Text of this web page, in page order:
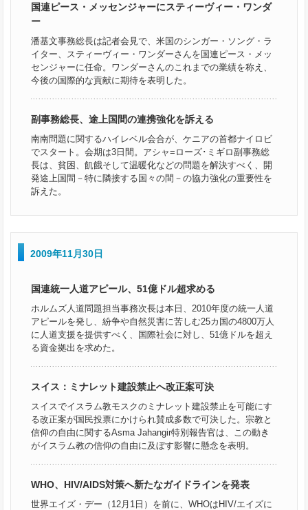
国連ピース・メッセンジャーにスティーヴィー・ワンダ
ー
潘基文事務総長は記者会見で、米国のシンガー・ソング・ラ
イター、スティーヴィー・ワンダーさんを国連ピース・メッ
センジャーに任命。ワンダーさんのこれまでの業績を称え、
今後の国際的な貢献に期待を表明した。
副事務総長、途上国間の連携強化を訴える
南南問題に関するハイレベル会合が、ケニアの首都ナイロビ
でスタート。会期は3日間。アシャ=ローズ･ミギロ副事務総
長は、貧困、飢餓そして温暖化などの問題を解決すべく、開
発途上国間－特に隣接する国々の間－の協力強化の重要性を
訴えた。
2009年11月30日
国連統一人道アピール、51億ドル超求める
ホルムズ人道問題担当事務次長は本日、2010年度の統一人道
アピールを発し、紛争や自然災害に苦しむ25カ国の4800万人
に人道支援を提供すべく、国際社会に対し、51億ドルを超え
る資金拠出を求めた。
スイス：ミナレット建設禁止へ改正案可決
スイスでイスラム教モスクのミナレット建設禁止を可能にす
る改正案が国民投票にかけられ賛成多数で可決した。宗教と
信仰の自由に関するAsma Jahangir特別報告官は、この動き
がイスラム教の信仰の自由に及ぼす影響に懸念を表明。
WHO、HIV/AIDS対策へ新たなガイドラインを発表
世界エイズ・デー（12月1日）を前に、WHOはHIV/エイズに